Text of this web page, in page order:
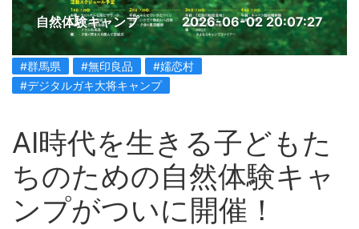
自然体験キャンプ 2026-06-02 20:07:27
#群馬県 #無印良品
#嬬恋村
#デジタルガキ大将キャンプ
AI時代を生きる子どもた
ちのための自然体験キャ
ンプがついに開催！